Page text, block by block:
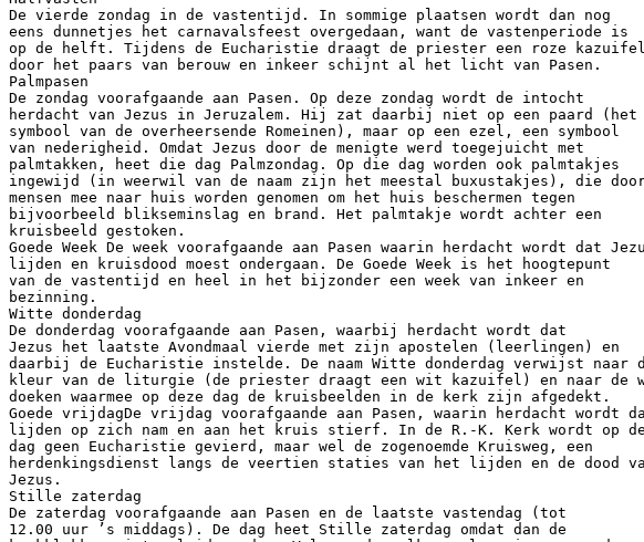
De vierde zondag in de vastentijd. In sommige plaatsen wordt dan nog
eens dunnetjes het carnavalsfeest overgedaan, want de vastenperiode is
op de helft. Tijdens de Eucharistie draagt de priester een roze
door het paars van berouw en inkeer schijnt al het licht van Pasen.
Palmpasen
De zondag voorafgaande aan Pasen. Op deze zondag wordt de intocht
herdacht van Jezus in Jeruzalem. Hij zat daarbij niet op een paard (het
symbool van de overheersende Romeinen), maar op een ezel, een symbool
van nederigheid. Omdat Jezus door de menigte werd toegejuicht met
palmtakken, heet die dag Palmzondag. Op die dag worden ook palmtakjes
ingewijd (in weerwil van de naam zijn het meestal buxustakjes), die
mensen mee naar huis worden genomen om het huis beschermen tegen
bijvoorbeeld blikseminslag en brand. Het palmtakje wordt achter een
kruisbeeld gestoken.
Goede Week De week voorafgaande aan Pasen waarin herdacht wordt dat
lijden en kruisdood moest ondergaan. De Goede Week is het hoogtepunt
van de vastentijd en heel in het bijzonder een week van inkeer en
bezinning.
Witte donderdag
De donderdag voorafgaande aan Pasen, waarbij herdacht wordt dat
Jezus het laatste Avondmaal vierde met zijn apostelen (leerlingen) en
daarbij de Eucharistie instelde. De naam Witte donderdag verwijst naar
kleur van de liturgie (de priester draagt een wit kazuifel) en naar de
doeken waarmee op deze dag de kruisbeelden in de kerk zijn afgedekt.
Goede vrijdagDe vrijdag voorafgaande aan Pasen, waarin herdacht wordt
lijden op zich nam en aan het kruis stierf. In de R.-K. Kerk wordt op
dag geen Eucharistie gevierd, maar wel de zogenoemde Kruisweg, een
herdenkingsdienst langs de veertien staties van het lijden en de dood
Jezus.
Stille zaterdag
De zaterdag voorafgaande aan Pasen en de laatste vastendag (tot
12.00 uur ’s middags). De dag heet Stille zaterdag omdat dan de